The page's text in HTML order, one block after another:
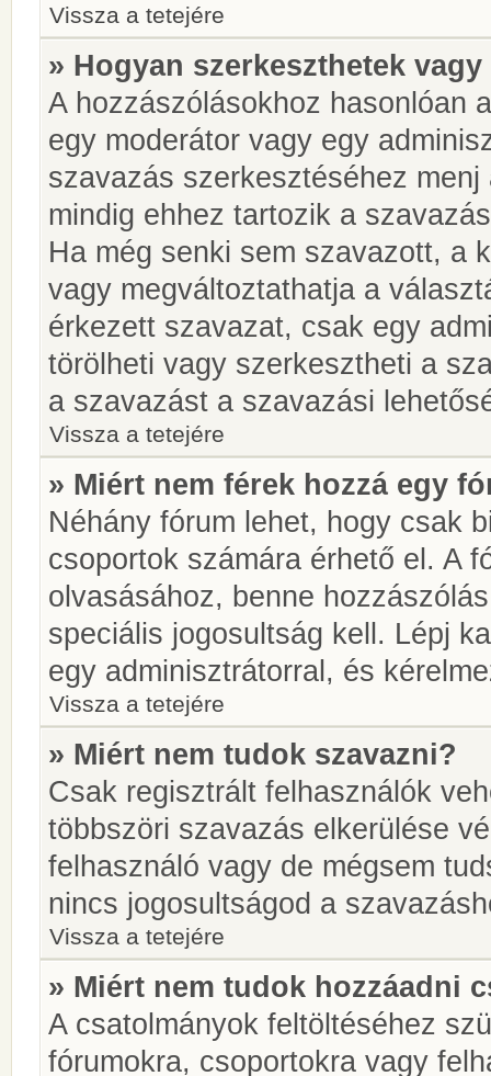
Vissza a tetejére
» Hogyan szerkeszthetek
A hozzászólásokhoz hasonlóan
egy moderátor vagy egy
szavazás szerkesztéséhez
mindig ehhez tartozik a
Ha még senki sem szavazott, a
vagy megváltoztathatja a
érkezett szavazat, csak egy
törölheti vagy szerkesztheti a
a szavazást a szavazási
Vissza a tetejére
» Miért nem férek hozzá egy
Néhány fórum lehet, hogy csak
csoportok számára érhető el. A
olvasásához, benne
speciális jogosultság kell. Lépj
egy adminisztrátorral, és
Vissza a tetejére
» Miért nem tudok szavazni?
Csak regisztrált felhasználók
többszöri szavazás elkerülése
felhasználó vagy de mégsem
nincs jogosultságod a
Vissza a tetejére
» Miért nem tudok hozzáadni
A csatolmányok feltöltéséhez
fórumokra, csoportokra vagy